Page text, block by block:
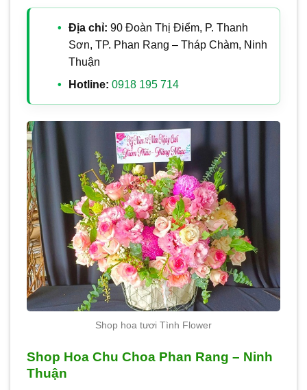
Địa chỉ: 90 Đoàn Thị Điểm, P. Thanh
Sơn, TP. Phan Rang – Tháp Chàm, Ninh
Thuận
Hotline: 0918 195 714
Shop hoa tươi Tình Flower
Shop Hoa Chu Choa Phan Rang – Ninh
Thuận